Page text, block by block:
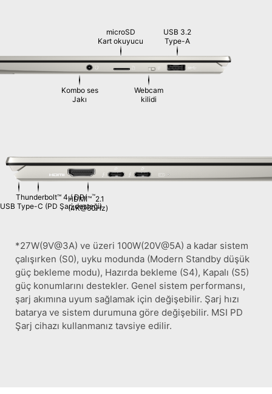
Kombo ses
Jakı
microSD
Kart okuyucu
Webcam
kilidi
USB 3.2
Type-A
HDMI™™2.1
(4K@60Hz)
Thunderbolt™ 4 / DP/
USB Type-C (PD Şarj desteği)
*27W(9V@3A) ve üzeri 100W(20V@5A) a kadar sistem
çalışırken (S0), uyku modunda (Modern Standby düşük
güç bekleme modu), Hazırda bekleme (S4), Kapalı (S5)
güç konumlarını destekler. Genel sistem performansı,
şarj akımına uyum sağlamak için değişebilir. Şarj hızı
batarya ve sistem durumuna göre değişebilir. MSI PD
Şarj cihazı kullanmanız tavsiye edilir.